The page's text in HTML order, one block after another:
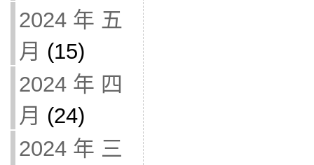
2024 年 五
月 (15)
2024 年 四
月 (24)
2024 年 三